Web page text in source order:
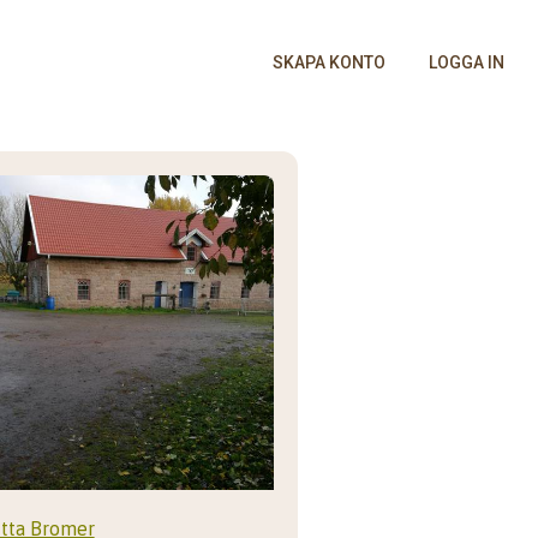
SKAPA KONTO LOGGA IN
Bromer